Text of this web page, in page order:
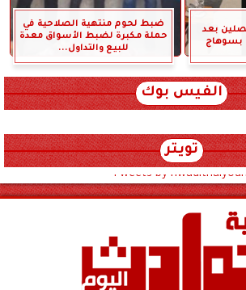
بعد
بسوهاج
ضبط لحوم منتهية الصلاحية في
حملة مكبرة لضبط الأسواق معدة
للبيع والتداول...
الفيس بوك
تويتر
Tweets by